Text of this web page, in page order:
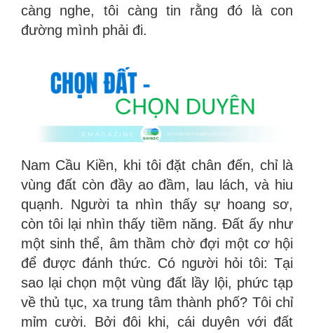
càng nghe, tôi càng tin rằng đó là con
đường mình phải đi.
Nam Cầu Kiền, khi tôi đặt chân đến, chỉ là
vùng đất còn đầy ao đầm, lau lách, và hiu
quạnh. Người ta nhìn thấy sự hoang sơ,
còn tôi lại nhìn thấy tiềm năng. Đất ấy như
một sinh thể, âm thầm chờ đợi một cơ hội
để được đánh thức. Có người hỏi tôi: Tại
sao lại chọn một vùng đất lầy lội, phức tạp
về thủ tục, xa trung tâm thành phố? Tôi chỉ
mỉm cười. Bởi đôi khi, cái duyên với đất